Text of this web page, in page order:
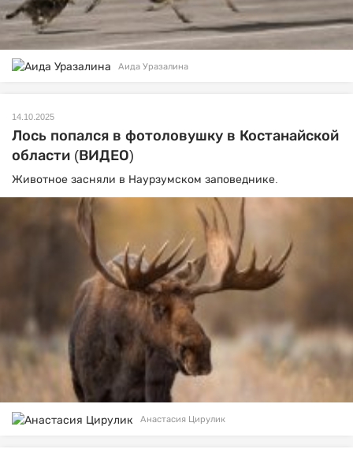
Аида Уразалина
14.10.2025
Лось попался в фотоловушку в Костанайской
области (ВИДЕО)
Животное засняли в Наурзумском заповеднике.
Анастасия Цирулик